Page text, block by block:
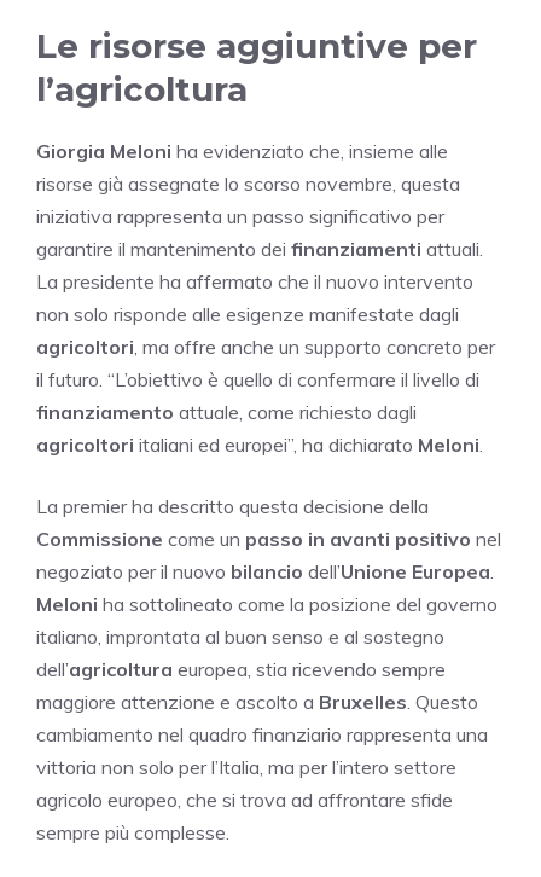
Le risorse aggiuntive per
l’agricoltura
Giorgia Meloni ha evidenziato che, insieme alle
risorse già assegnate lo scorso novembre, questa
iniziativa rappresenta un passo significativo per
garantire il mantenimento dei finanziamenti attuali.
La presidente ha affermato che il nuovo intervento
non solo risponde alle esigenze manifestate dagli
agricoltori , ma offre anche un supporto concreto per
il futuro. “L’obiettivo è quello di confermare il livello di
finanziamento attuale, come richiesto dagli
agricoltori italiani ed europei”, ha dichiarato Meloni
La premier ha descritto questa decisione della
Commissione come un passo in avanti positivo nel
negoziato per il nuovo bilancio dell’Unione Europea
Meloni ha sottolineato come la posizione del governo
italiano, improntata al buon senso e al sostegno
dell’agricoltura europea, stia ricevendo sempre
maggiore attenzione e ascolto a Bruxelles . Questo
cambiamento nel quadro finanziario rappresenta una
vittoria non solo per l’Italia, ma per l’intero settore
agricolo europeo, che si trova ad affrontare sfide
sempre più complesse.